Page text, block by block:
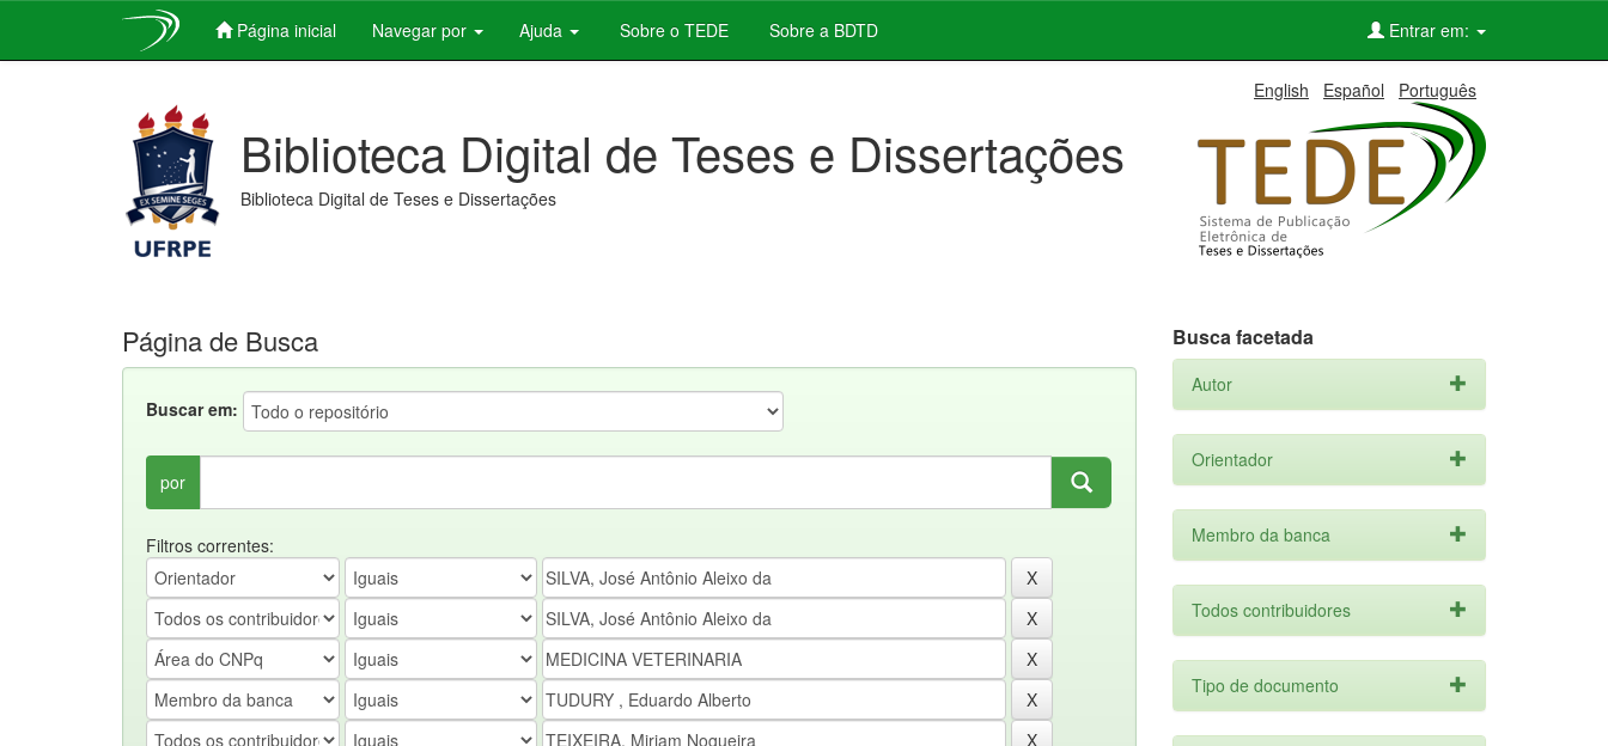
Página inicial Navegar por Ajuda Sobre o TEDE Sobre a BDTD Entrar em:
English Español Português
Biblioteca Digital de Teses e Dissertações
Biblioteca Digital de Teses e Dissertações
Página de Busca
Buscar em:
por
Filtros correntes:
Busca facetada
Autor
Orientador
Membro da banca
Todos contribuidores
Tipo de documento